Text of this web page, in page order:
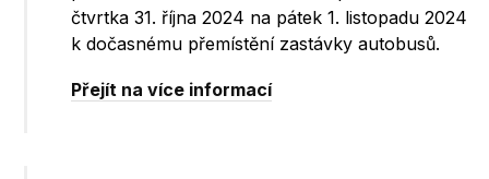
čtvrtka 31. října 2024 na pátek 1. listopadu 2024
k dočasnému přemístění zastávky autobusů.
Přejít na více informací